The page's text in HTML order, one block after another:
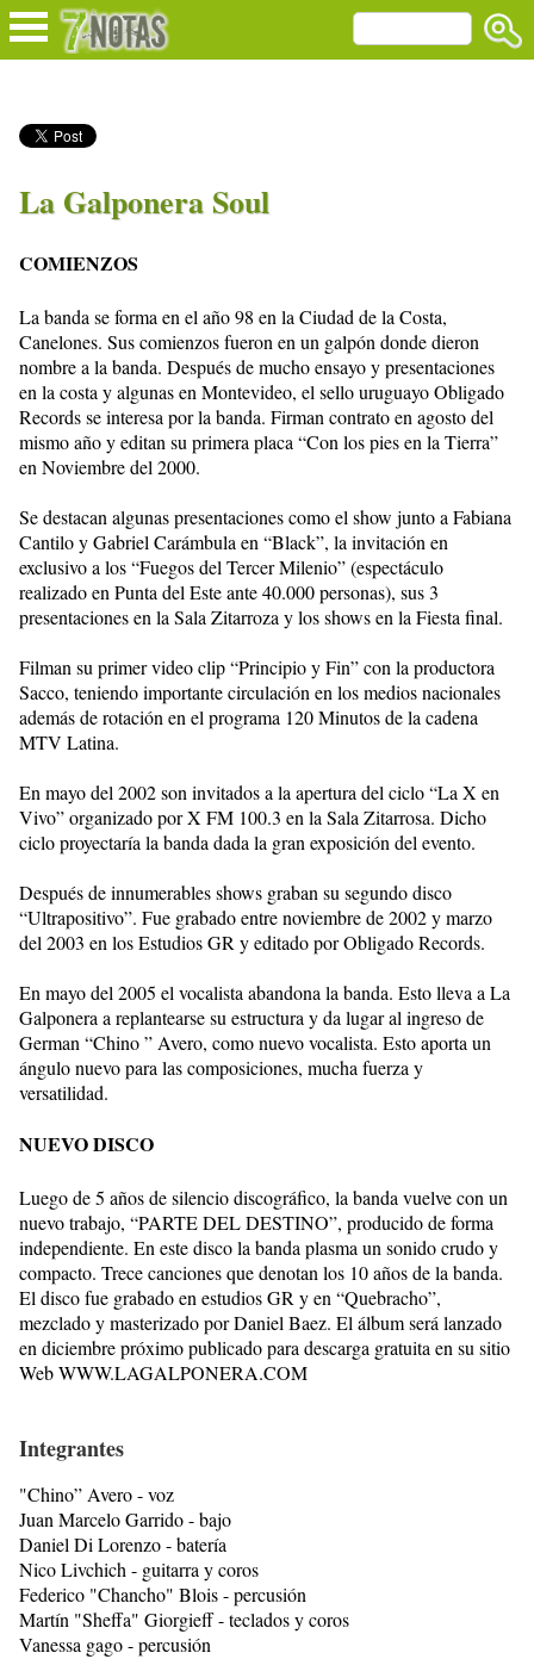
La Galponera Soul
COMIENZOS
La banda se forma en el año 98 en la Ciudad de la Costa,
Canelones. Sus comienzos fueron en un galpón donde dieron
nombre a la banda. Después de mucho ensayo y presentaciones
en la costa y algunas en Montevideo, el sello uruguayo Obligado
Records se interesa por la banda. Firman contrato en agosto del
mismo año y editan su primera placa “Con los pies en la Tierra”
en Noviembre del 2000.
Se destacan algunas presentaciones como el show junto a Fabiana
Cantilo y Gabriel Carámbula en “Black”, la invitación en
exclusivo a los “Fuegos del Tercer Milenio” (espectáculo
realizado en Punta del Este ante 40.000 personas), sus 3
presentaciones en la Sala Zitarroza y los shows en la Fiesta final.
Filman su primer video clip “Principio y Fin” con la productora
Sacco, teniendo importante circulación en los medios nacionales
además de rotación en el programa 120 Minutos de la cadena
MTV Latina.
En mayo del 2002 son invitados a la apertura del ciclo “La X en
Vivo” organizado por X FM 100.3 en la Sala Zitarrosa. Dicho
ciclo proyectaría la banda dada la gran exposición del evento.
Después de innumerables shows graban su segundo disco
“Ultrapositivo”. Fue grabado entre noviembre de 2002 y marzo
del 2003 en los Estudios GR y editado por Obligado Records.
En mayo del 2005 el vocalista abandona la banda. Esto lleva a La
Galponera a replantearse su estructura y da lugar al ingreso de
German “Chino ” Avero, como nuevo vocalista. Esto aporta un
ángulo nuevo para las composiciones, mucha fuerza y
versatilidad.
NUEVO DISCO
Luego de 5 años de silencio discográfico, la banda vuelve con un
nuevo trabajo, “PARTE DEL DESTINO”, producido de forma
independiente. En este disco la banda plasma un sonido crudo y
compacto. Trece canciones que denotan los 10 años de la banda.
El disco fue grabado en estudios GR y en “Quebracho”,
mezclado y masterizado por Daniel Baez. El álbum será lanzado
en diciembre próximo publicado para descarga gratuita en su sitio
Web WWW.LAGALPONERA.COM
Integrantes
"Chino” Avero - voz
Juan Marcelo Garrido - bajo
Daniel Di Lorenzo - batería
Nico Livchich - guitarra y coros
Federico "Chancho" Blois - percusión
Martín "Sheffa" Giorgieff - teclados y coros
Vanessa gago - percusión